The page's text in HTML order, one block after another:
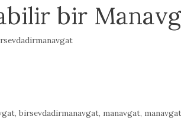
bir
,birsevdadirmanavgat, manavgat,